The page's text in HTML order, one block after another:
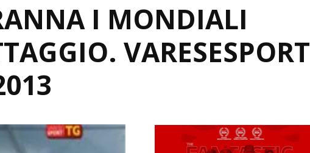
I MONDIALI
VARESESPORT